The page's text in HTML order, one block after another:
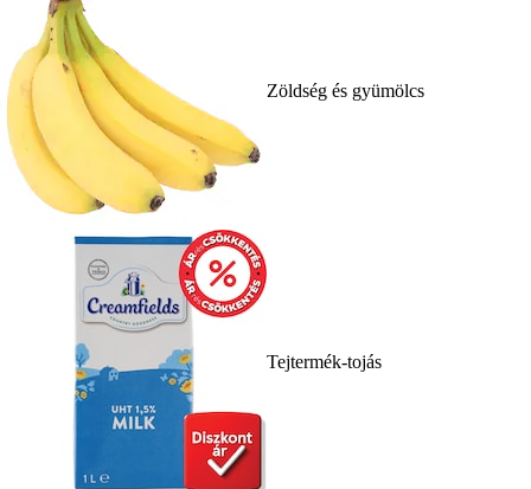
Zöldség és gyümölcs
Tejtermék-tojás